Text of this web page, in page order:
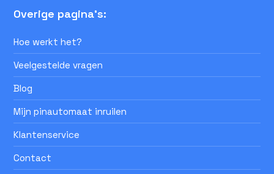
Overige pagina's:
Hoe werkt het?
Veelgestelde vragen
Blog
Mijn pinautomaat inruilen
Klantenservice
Contact